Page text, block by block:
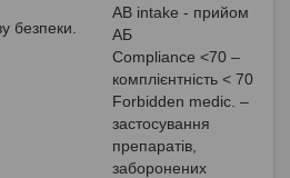
безпеки.
АВ intake - прийом
АБ
Compliance <70 –
комплієнтність < 70
Forbidden medic. –
застосування
препаратів,
заборонених